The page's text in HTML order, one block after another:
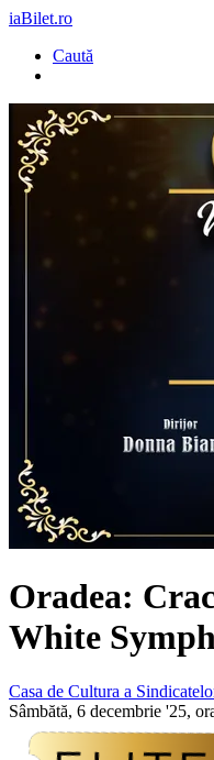
iaBilet.ro
Caută
Oradea:
White
Casa de Cultura a
Sâmbătă, 6 decembrie '25,